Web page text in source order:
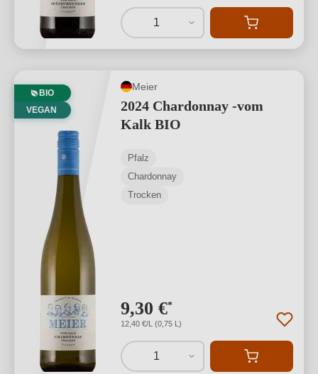
1
BIO
VEGAN
Meier
2024 Chardonnay -vom
Kalk BIO
Pfalz
Chardonnay
Trocken
9,30 €*
12,40 €/L (0,75 L)
1